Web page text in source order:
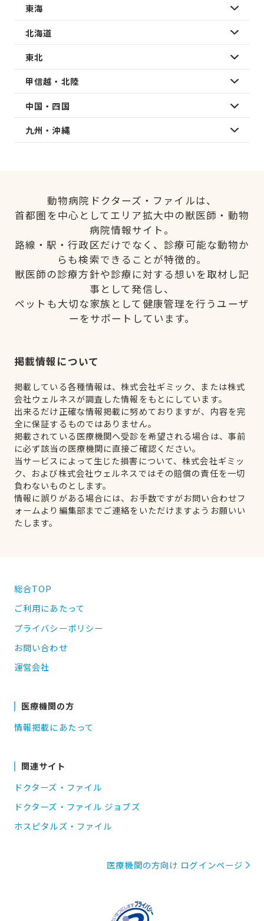
東海
北海道
東北
甲信越・北陸
中国・四国
九州・沖縄
動物病院ドクターズ・ファイルは、
首都圏を中心としてエリア拡大中の獣医師・動物
病院情報サイト。
路線・駅・行政区だけでなく、診療可能な動物か
らも検索できることが特徴的。
獣医師の診療方針や診療に対する想いを取材し記
事として発信し、
ペットも大切な家族として健康管理を行うユーザ
ーをサポートしています。
掲載情報について
掲載している各種情報は、株式会社ギミック、または株式
会社ウェルネスが調査した情報をもとにしています。
出来るだけ正確な情報掲載に努めておりますが、内容を完
全に保証するものではありません。
掲載されている医療機関へ受診を希望される場合は、事前
に必ず該当の医療機関に直接ご確認ください。
当サービスによって生じた損害について、株式会社ギミッ
ク、および株式会社ウェルネスではその賠償の責任を一切
負わないものとします。
情報に誤りがある場合には、お手数ですがお問い合わせフ
ォームより編集部までご連絡をいただけますようお願いい
たします。
総合TOP
ご利用にあたって
プライバシーポリシー
お問い合わせ
運営会社
医療機関の方
情報掲載にあたって
関連サイト
ドクターズ・ファイル
ドクターズ・ファイル ジョブズ
ホスピタルズ・ファイル
医療機関の方向け ログインページ